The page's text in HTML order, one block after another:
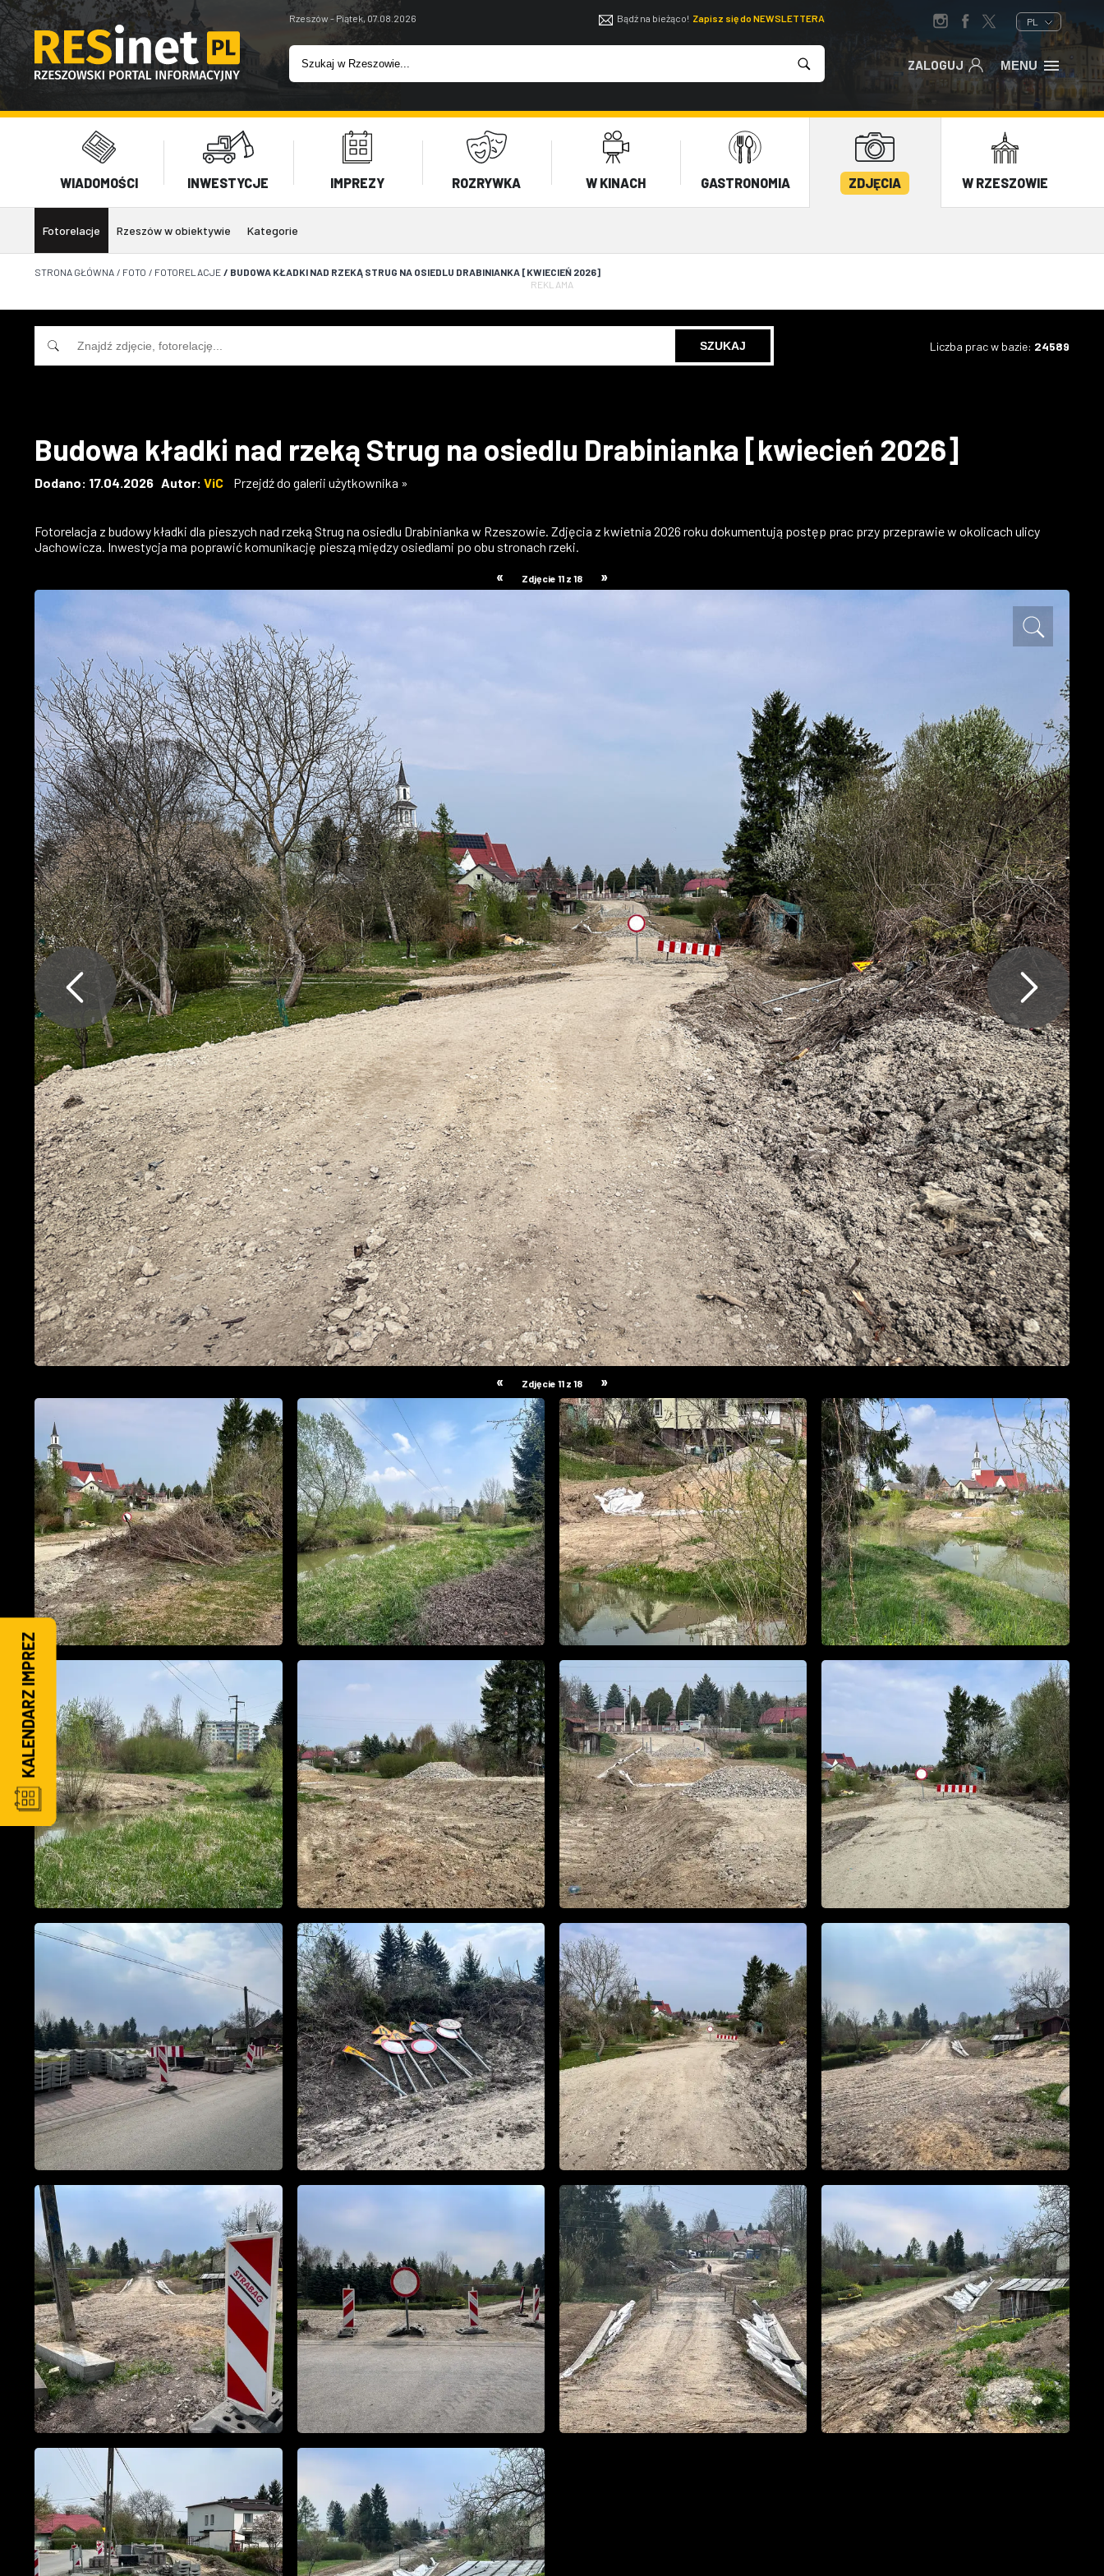
Rzeszów - Piątek, 07.08.2026 Bądź na bieżąco! Zapisz się do NEWSLETTERA PL
ZALOGUJ MENU
WIADOMOŚCI INWESTYCJE IMPREZY ROZRYWKA W KINACH GASTRONOMIA ZDJĘCIA W RZESZOWIE
Fotorelacje Rzeszów w obiektywie Kategorie
STRONA GŁÓWNA / FOTO / FOTORELACJE / BUDOWA KŁADKI NAD RZEKĄ STRUG NA OSIEDLU DRABINIANKA [KWIECIEŃ 2026]
REKLAMA
Liczba prac w bazie: 24589
Budowa kładki nad rzeką Strug na osiedlu Drabinianka [kwiecień 2026]
Dodano: 17.04.2026 Autor: ViC Przejdź do galerii użytkownika »
Fotorelacja z budowy kładki dla pieszych nad rzeką Strug na osiedlu Drabinianka w Rzeszowie. Zdjęcia z kwietnia 2026 roku dokumentują postęp prac przy przeprawie w okolicach ulicy
Jachowicza. Inwestycja ma poprawić komunikację pieszą między osiedlami po obu stronach rzeki.
« Zdjęcie 11 z 18 »
« Zdjęcie 11 z 18 »
KALENDARZ IMPREZ